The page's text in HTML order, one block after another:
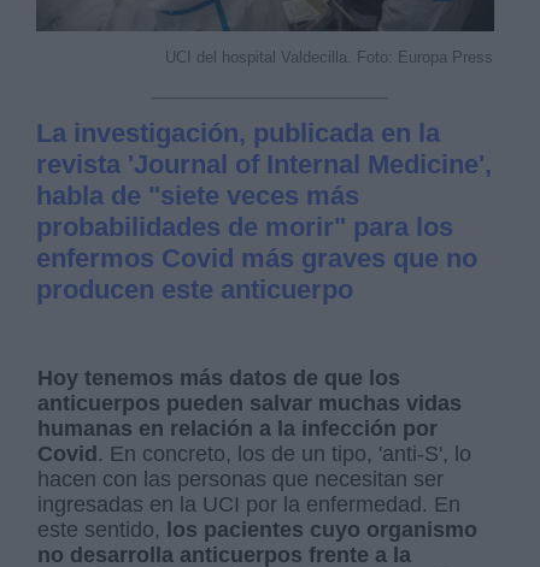
UCI del hospital Valdecilla. Foto: Europa Press
La investigación, publicada en la
revista 'Journal of Internal Medicine',
habla de "siete veces más
probabilidades de morir" para los
enfermos Covid más graves que no
producen este anticuerpo
Hoy tenemos más datos de que los
anticuerpos pueden salvar muchas vidas
humanas en relación a la infección por
Covid. En concreto, los de un tipo, 'anti-S', lo
hacen con las personas que necesitan ser
ingresadas en la UCI por la enfermedad. En
este sentido, los pacientes cuyo organismo
no desarrolla anticuerpos frente a la